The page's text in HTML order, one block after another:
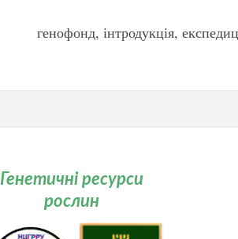
генофонд, інтродукція,
Генетичні ресурси
рослин